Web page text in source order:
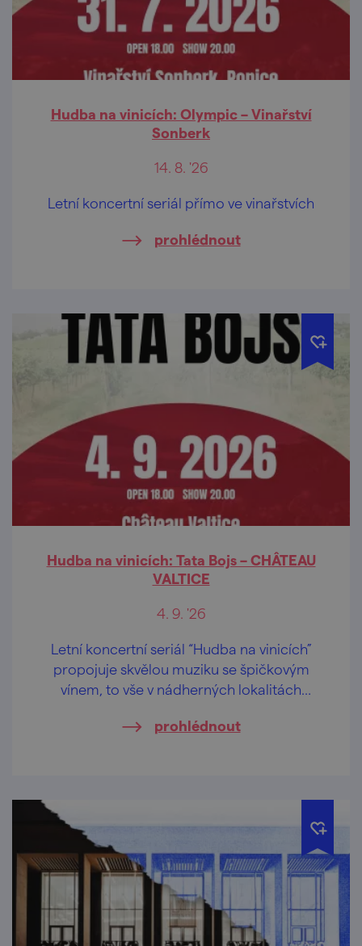
Hudba na vinicích: Olympic – Vinařství
Sonberk
14. 8. '26
Letní koncertní seriál přímo ve vinařstvích
prohlédnout
Hudba na vinicích: Tata Bojs – CHÂTEAU
VALTICE
4. 9. '26
Letní koncertní seriál “Hudba na vinicích”
propojuje skvělou muziku se špičkovým
vínem, to vše v nádherných lokalitách
prohlédnout